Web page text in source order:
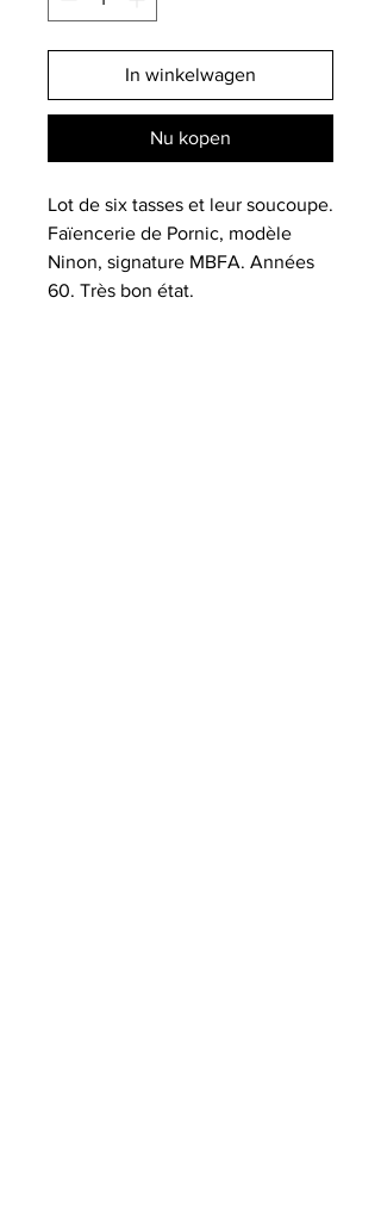
In winkelwagen
Nu kopen
Lot de six tasses et leur soucoupe.
Faïencerie de Pornic, modèle
Ninon, signature MBFA. Années
60. Très bon état.